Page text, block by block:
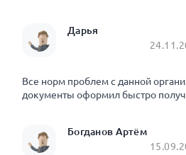
Дарья
Все норм проблем с данной
документы оформил быстро
Богданов Артём